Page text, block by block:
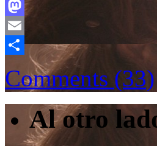
Facebook
Mastodon
Email
Compartir
Comments (33)
Al otro